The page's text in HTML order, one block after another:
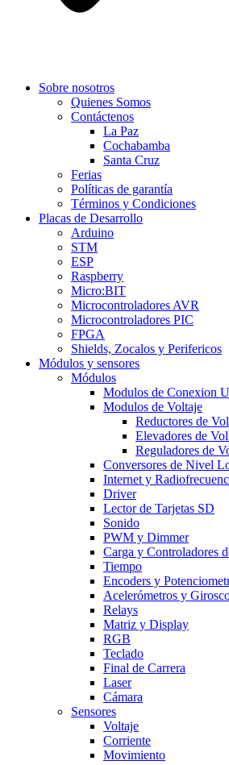
Sobre nosotros
Quienes Somos
Contáctenos
La Paz
Cochabamba
Santa Cruz
Ferias
Políticas de garantía
Términos y Condiciones
Placas de Desarrollo
Arduino
STM
ESP
Raspberry
Micro:BIT
Microcontroladores AVR
Microcontroladores PIC
FPGA
Shields, Zocalos y Perifericos
Módulos y sensores
Módulos
Modulos de Conexion
Modulos de Voltaje
Reductores de
Elevadores de
Reguladores de
Conversores de Nivel
Internet y
Driver
Lector de Tarjetas SD
Sonido
PWM y Dimmer
Carga y Controladores
Tiempo
Encoders y
Acelerómetros y
Relays
Matriz y Display
RGB
Teclado
Final de Carrera
Laser
Cámara
Sensores
Voltaje
Corriente
Movimiento